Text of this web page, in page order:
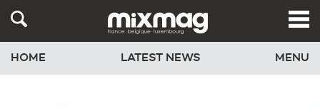
HOME LATEST NEWS MENU